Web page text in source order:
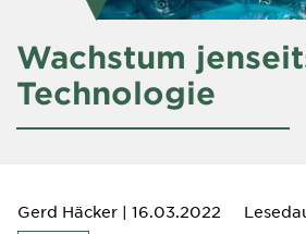
Wachstum
Technologie
Gerd Häcker | 16.03.2022